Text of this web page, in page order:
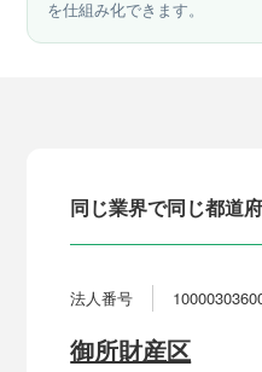
を仕組み化できます。
同じ業界で同じ都道
法人番号
御所財産区